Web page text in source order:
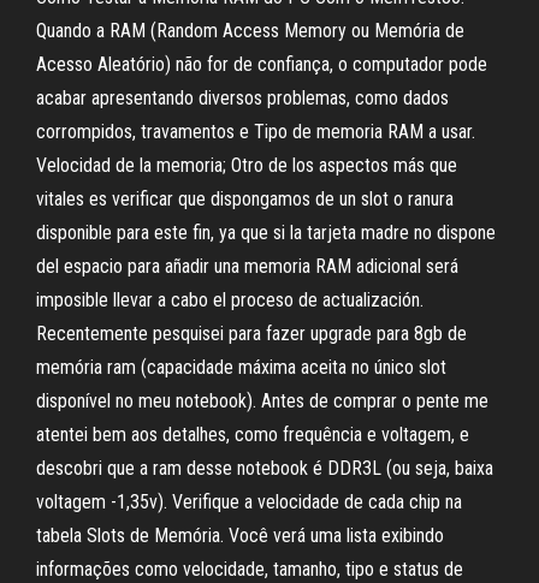
Quando a RAM (Random Access Memory ou Memória de
Acesso Aleatório) não for de confiança, o computador pode
acabar apresentando diversos problemas, como dados
corrompidos, travamentos e Tipo de memoria RAM a usar.
Velocidad de la memoria; Otro de los aspectos más que
vitales es verificar que dispongamos de un slot o ranura
disponible para este fin, ya que si la tarjeta madre no dispone
del espacio para añadir una memoria RAM adicional será
imposible llevar a cabo el proceso de actualización.
Recentemente pesquisei para fazer upgrade para 8gb de
memória ram (capacidade máxima aceita no único slot
disponível no meu notebook). Antes de comprar o pente me
atentei bem aos detalhes, como frequência e voltagem, e
descobri que a ram desse notebook é DDR3L (ou seja, baixa
voltagem -1,35v). Verifique a velocidade de cada chip na
tabela Slots de Memória. Você verá uma lista exibindo
informações como velocidade, tamanho, tipo e status de